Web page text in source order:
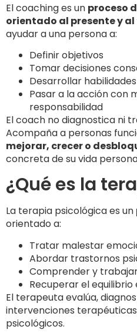
El coaching es un proceso
orientado al presente y
ayudar a una persona a:
Definir objetivos
Tomar decisiones
Desarrollar habilidades
Pasar a la acción con
responsabilidad
El coach no diagnostica ni
Acompaña a personas
mejorar, crecer o
concreta de su vida
¿Qué es la
La terapia psicológica es un
orientado a:
Tratar malestar
Abordar trastornos
Comprender y
Recuperar el
El terapeuta evalúa,
intervenciones
psicológicos.